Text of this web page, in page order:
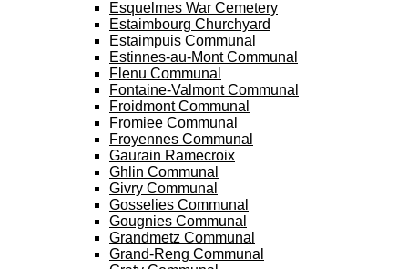
Esquelmes War Cemetery
Estaimbourg Churchyard
Estaimpuis Communal
Estinnes-au-Mont Communal
Flenu Communal
Fontaine-Valmont Communal
Froidmont Communal
Fromiee Communal
Froyennes Communal
Gaurain Ramecroix
Ghlin Communal
Givry Communal
Gosselies Communal
Gougnies Communal
Grandmetz Communal
Grand-Reng Communal